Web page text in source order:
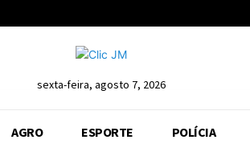
sexta-feira, agosto 7, 2026
AGRO ESPORTE POLÍCIA